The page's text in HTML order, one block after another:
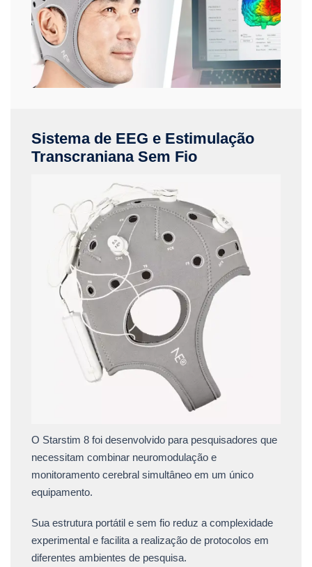
Sistema de EEG e Estimulação
Transcraniana Sem Fio
O Starstim 8 foi desenvolvido para pesquisadores que
necessitam combinar neuromodulação e
monitoramento cerebral simultâneo em um único
equipamento.
Sua estrutura portátil e sem fio reduz a complexidade
experimental e facilita a realização de protocolos em
diferentes ambientes de pesquisa.